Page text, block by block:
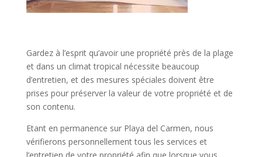
Gardez à l’esprit qu’avoir une propriété près de la plage
et dans un climat tropical nécessite beaucoup
d’entretien, et des mesures spéciales doivent être
prises pour préserver la valeur de votre propriété et de
son contenu.
Etant en permanence sur Playa del Carmen, nous
vérifierons personnellement tous les services et